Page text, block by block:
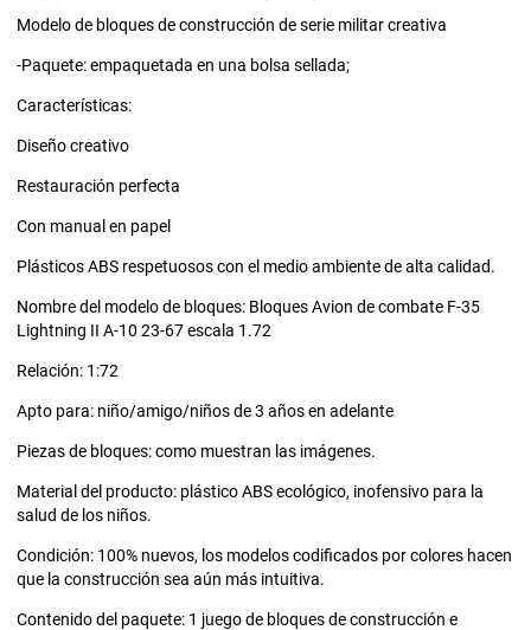
Modelo de bloques de construcción de serie militar creativa
-Paquete: empaquetada en una bolsa sellada;
Características:
Diseño creativo
Restauración perfecta
Con manual en papel
Plásticos ABS respetuosos con el medio ambiente de alta calidad.
Nombre del modelo de bloques: Bloques Avion de combate F-35
Lightning II A-10 23-67 escala 1.72
Relación: 1:72
Apto para: niño/amigo/niños de 3 años en adelante
Piezas de bloques: como muestran las imágenes.
Material del producto: plástico ABS ecológico, inofensivo para la
salud de los niños.
Condición: 100% nuevos, los modelos codificados por colores hacen
que la construcción sea aún más intuitiva.
Contenido del paquete: 1 juego de bloques de construcción e